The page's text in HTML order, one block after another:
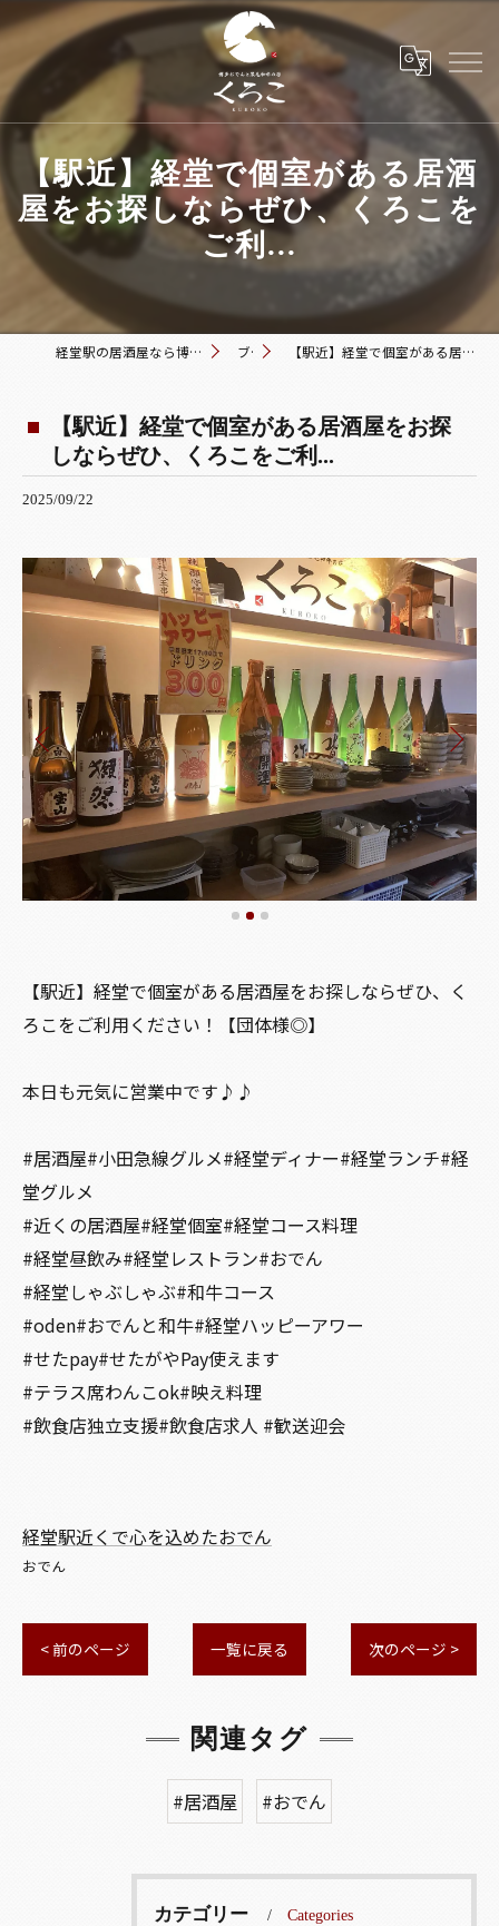
【駅近】経堂で個室がある居酒
屋をお探しならぜひ、くろこを
ご利...
経堂駅の居酒屋なら博多おでんと黒毛和牛の店 くろこ ブログ 【駅近】経堂で個室がある居酒屋をお探しならぜひ、くろこをご利...
【駅近】経堂で個室がある居酒屋をお探
しならぜひ、くろこをご利...
2025/09/22
【駅近】経堂で個室がある居酒屋をお探しならぜひ、く
ろこをご利用ください！【団体様◎】
本日も元気に営業中です♪♪
#居酒屋#小田急線グルメ#経堂ディナー#経堂ランチ#経
堂グルメ
#近くの居酒屋#経堂個室#経堂コース料理
#経堂昼飲み#経堂レストラン#おでん
#経堂しゃぶしゃぶ#和牛コース
#oden#おでんと和牛#経堂ハッピーアワー
#せたpay#せたがやPay使えます
#テラス席わんこok#映え料理
#飲食店独立支援#飲食店求人 #歓送迎会
経堂駅近くで心を込めたおでん
おでん
< 前のページ 一覧に戻る 次のページ >
関連タグ
#居酒屋 #おでん
カテゴリー Categories